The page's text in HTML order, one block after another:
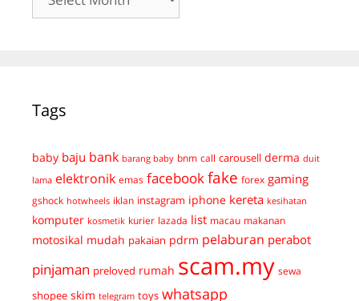
Tags
baby baju bank barang baby bnm call carousell derma duit
lama elektronik emas facebookfake forex gaming
gshock hotwheels iklan instagram iphone kereta kesihatan
komputer kosmetik kurier lazada list macau makanan
motosikal mudah pakaian pdrm pelaburan perabot
pinjaman preloved rumah scam.my sewa
shopee skim telegram toys whatsapp